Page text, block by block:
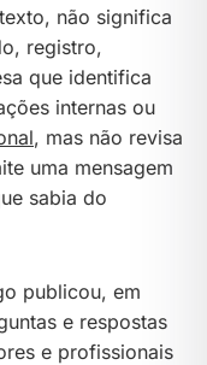
não significa
registro,
que identifica
internas ou
, mas não revisa
uma mensagem
sabia do
publicou, em
e respostas
e profissionais